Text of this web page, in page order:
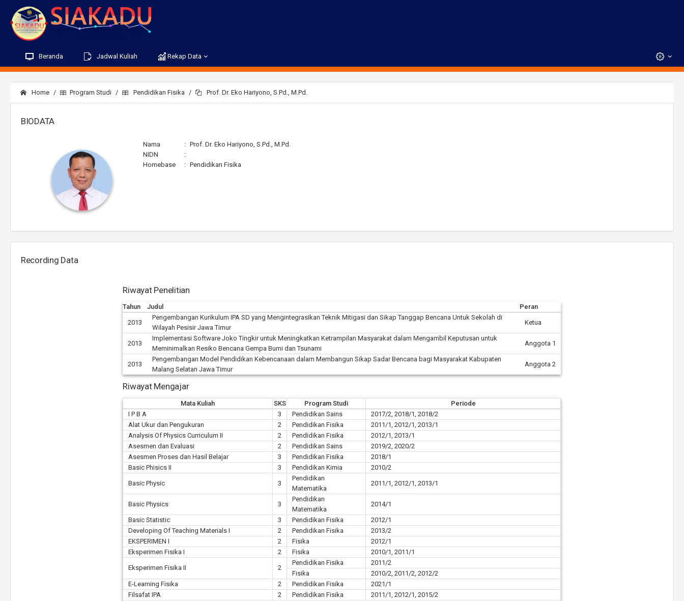
Beranda Jadwal Kuliah Rekap Data
Home Program Studi Pendidikan Fisika Prof. Dr. Eko Hariyono, S.Pd., M.Pd.
BIODATA
Nama : Prof. Dr. Eko Hariyono, S.Pd., M.Pd.
NIDN
:
Homebase
: Pendidikan Fisika
Recording Data
Riwayat Penelitian
Tahun Judul Peran
2013
Pengembangan Kurikulum IPA SD yang Mengintegrasikan Teknik Mitigasi dan Sikap Tanggap Bencana Untuk Sekolah di
Wilayah Pesisir Jawa Timur
Ketua
2013
Implementasi Software Joko Tingkir untuk Meningkatkan Ketrampilan Masyarakat dalam Mengambil Keputusan untuk
Meminimalkan Resiko Bencana Gempa Bumi dan Tsunami
Anggota 1
2013
Pengembangan Model Pendidikan Kebencanaan dalam Membangun Sikap Sadar Bencana bagi Masyarakat Kabupaten
Malang Selatan Jawa Timur
Anggota 2
Riwayat Mengajar
Mata Kuliah SKS Program Studi
Periode
I P B A
3 Pendidikan Sains
2017/2, 2018/1, 2018/2
Alat Ukur dan Pengukuran
2 Pendidikan Fisika
2011/1, 2012/1, 2013/1
Analysis Of Physics Curriculum II
2 Pendidikan Fisika
2012/1, 2013/1
Asesmen dan Evaluasi
2 Pendidikan Sains
2019/2, 2020/2
Asesmen Proses dan Hasil Belajar
3 Pendidikan Fisika
2018/1
Basic Phisics II
3 Pendidikan Kimia 2010/2
Basic Physic 3
Pendidikan
Matematika
2011/1, 2012/1, 2013/1
Basic Physics 3
Pendidikan
Matematika
2014/1
Basic Statistic 3 Pendidikan Fisika
2012/1
Developing Of Teaching Materials I
2 Pendidikan Fisika
2013/2
EKSPERIMEN I
2 Fisika
2012/1
Eksperimen Fisika I
2 Fisika 2010/1, 2011/1
Eksperimen Fisika II 2
Pendidikan Fisika
2011/2
Fisika
2010/2, 2011/2, 2012/2
E-Learning Fisika
2 Pendidikan Fisika
2021/1
Filsafat IPA
2 Pendidikan Fisika
2011/1, 2012/1, 2015/2